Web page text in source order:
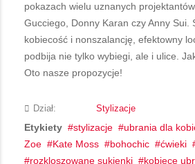
pokazach wielu uznanych
Gucciego, Donny Karan czy Anny Sui.
kobiecość i nonszalancję, efektowny
podbija nie tylko wybiegi, ale i ulice.
Oto nasze propozycje!
Dział: Stylizacje
Etykiety stylizacje ubrania dla
Zoe
Kate Moss bohochic ćwieki
rozkloszowane sukienki
kobiece